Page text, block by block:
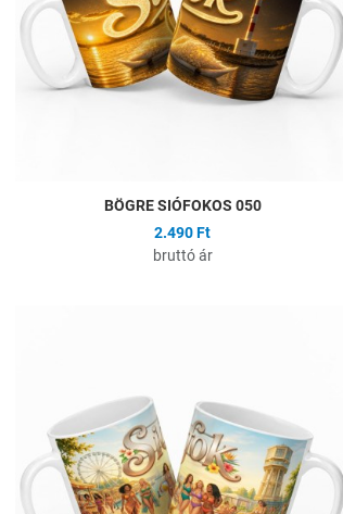
BÖGRE SIÓFOKOS 050
2.490 Ft
bruttó ár